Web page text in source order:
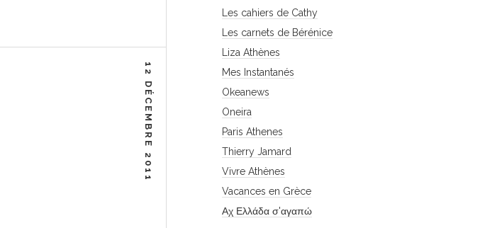
Linkedin
12 DÉCEMBRE 2011
Les cahiers de Cathy
Les carnets de Bérénice
Liza Athènes
Mes Instantanés
Okeanews
Oneira
Paris Athenes
Thierry Jamard
Vivre Athènes
Vacances en Grèce
Αχ Ελλάδα σ'αγαπώ